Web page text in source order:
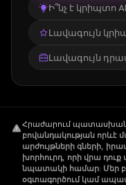
Ի՞նչ է կրիպտո
Լավագույն
Լավագույն
Հրաժարում
բովանդակության որևէ
արժույթների գների,
խորհուրդ, որի վրա
նպատակի համար: Մեր
օգտագործում կամ